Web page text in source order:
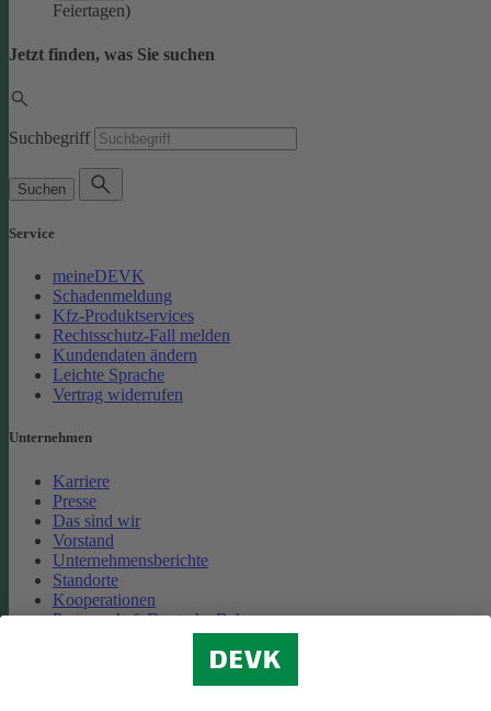
Feiertagen)
Jetzt finden, was Sie suchen
Suchbegriff
Suchen
Service
meineDEVK
Schadenmeldung
Kfz-Produktservices
Rechtsschutz-Fall melden
Kundendaten ändern
Leichte Sprache
Vertrag widerrufen
Unternehmen
Karriere
Presse
Das sind wir
Vorstand
Unternehmensberichte
Standorte
Kooperationen
Partnerschaft Deutsche Bahn